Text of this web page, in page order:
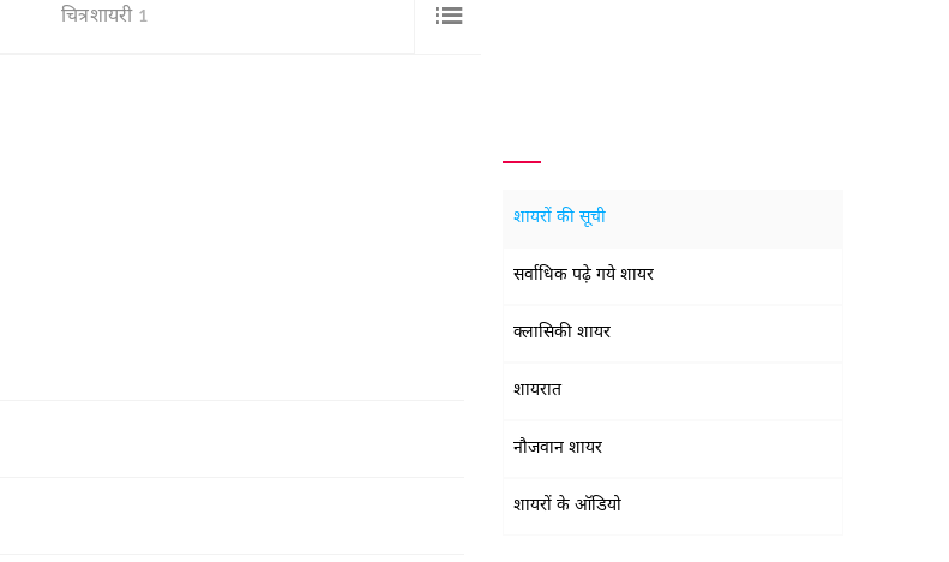
चित्र शायरी 1
शायरों की सूची
सर्वाधिक पढ़े गये शायर
क्लासिकी शायर
शायरात
नौजवान शायर
शायरों के ऑडियो